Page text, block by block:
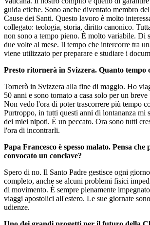
guida etiche. Sono anche diventato membro
Cause dei Santi. Questo lavoro è molto
collegato: teologia, storia, diritto canonico.
non sono a tempo pieno. È molto variabile. Di
due volte al mese. Il tempo che intercorre tra
viene utilizzato per preparare e studiare i
Presto ritornerà in Svizzera. Quanto tempo
Tornerò in Svizzera alla fine di maggio. Ho
50 anni e sono tornato a casa solo per un
Non vedo l'ora di poter trascorrere più tempo
Purtroppo, in tutti questi anni di lontananza mi
dei miei nipoti. È un peccato. Ora sono tutti
l'ora di incontrarli.
Papa Francesco è spesso malato. Pensa che
convocato un conclave?
Spero di no. Il Santo Padre gestisce ogni
completo, anche se alcuni problemi fisici
di movimento. È sempre pienamente
viaggi apostolici all'estero. Le sue giornate
udienze.